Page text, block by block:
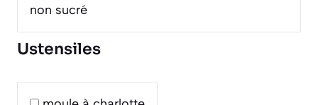
non sucré
Ustensiles